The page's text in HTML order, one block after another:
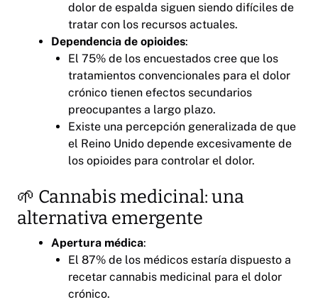
dolor de espalda siguen siendo difíciles de
tratar con los recursos actuales.
Dependencia de opioides:
El 75% de los encuestados cree que los
tratamientos convencionales para el dolor
crónico tienen efectos secundarios
preocupantes a largo plazo.
Existe una percepción generalizada de que
el Reino Unido depende excesivamente de
los opioides para controlar el dolor.
🌱 Cannabis medicinal: una
alternativa emergente
Apertura médica:
El 87% de los médicos estaría dispuesto a
recetar cannabis medicinal para el dolor
crónico.